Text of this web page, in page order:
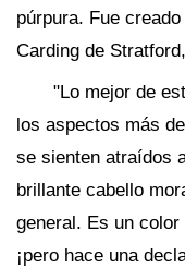
púrpura. Fue
Carding de
"Lo mejor de
los aspectos más
se sienten atraídos
brillante cabello
general. Es un
¡pero hace una